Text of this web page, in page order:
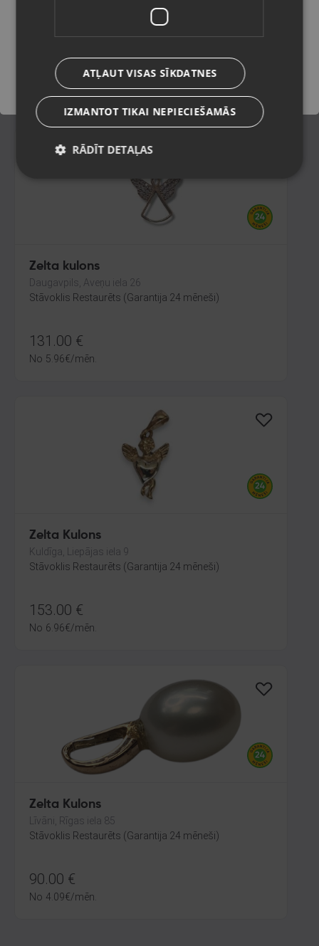
Stāvoklis Restaurēts (Garantija 24 mēneši)
1650.00€
Zelta kulons
Daugavpils, Aveņu iela 26
Stāvoklis Restaurēts (Garantija 24 mēneši)
131.00 €
No 5.96€/mēn.
Zelta Kulons
Kuldīga, Liepājas iela 9
Stāvoklis Restaurēts (Garantija 24 mēneši)
153.00 €
No 6.96€/mēn.
Zelta Kulons
Līvāni, Rīgas iela 85
Stāvoklis Restaurēts (Garantija 24 mēneši)
90.00 €
No 4.09€/mēn.
Saglabāt
ATĻAUT VISAS SĪKDATNES
IZMANTOT TIKAI NEPIECIEŠAMĀS
RĀDĪT DETAĻAS